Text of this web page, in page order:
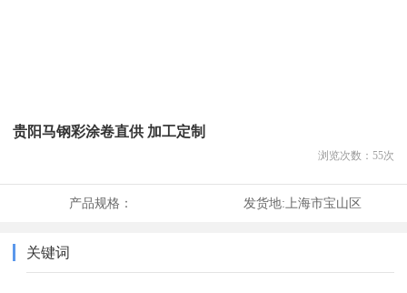
贵阳马钢彩涂卷直供 加工定制
浏览次数： 55次
产品规格： 发货地: 上海市宝山区
关键词